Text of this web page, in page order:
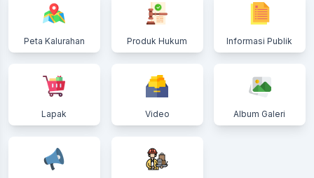
Peta Kalurahan Produk Hukum Informasi Publik
Lapak Video Album Galeri